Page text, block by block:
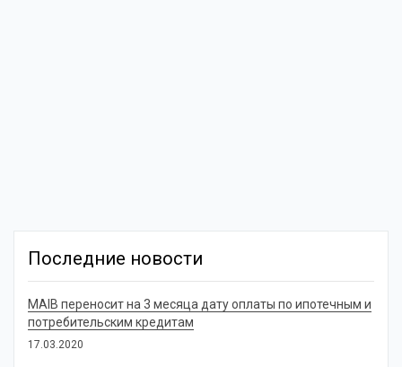
Последние новости
MAIB переносит на 3 месяца дату оплаты по ипотечным и
потребительским кредитам
17.03.2020